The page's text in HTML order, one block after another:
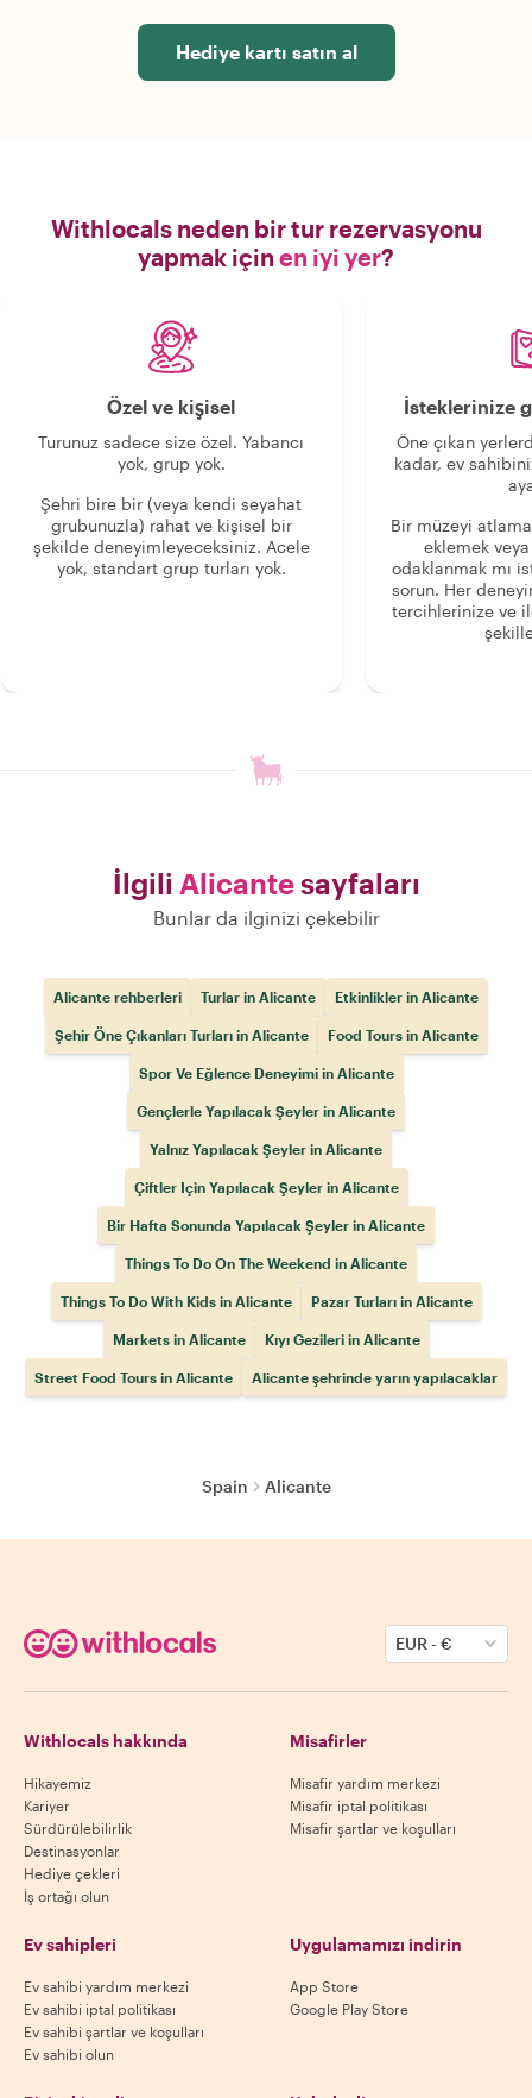
Hediye kartı satın al
Withlocals neden bir tur rezervasyonu
yapmak için en iyi yer?
Özel ve kişisel
Turunuz sadece size özel. Yabancı
yok, grup yok.
Şehri bire bir (veya kendi seyahat
grubunuzla) rahat ve kişisel bir
şekilde deneyimleyeceksiniz. Acele
yok, standart grup turları yok.
İsteklerinize
Öne çıkan
kadar, ev
Bir müzeyi
eklemek
odaklanmak mı
sorun. Her
tercihlerinize ve
İlgili Alicantesayfaları
Bunlar da ilginizi çekebilir
Alicante rehberleri Turlar in Alicante Etkinlikler in Alicante
Şehir Öne Çıkanları Turları in Alicante Food Tours in Alicante
Spor Ve Eğlence Deneyimi in Alicante
Gençlerle Yapılacak Şeyler in Alicante
Yalnız Yapılacak Şeyler in Alicante
Çiftler Için Yapılacak Şeyler in Alicante
Bir Hafta Sonunda Yapılacak Şeyler in Alicante
Things To Do On The Weekend in Alicante
Things To Do With Kids in Alicante Pazar Turları in Alicante
Markets in Alicante Kıyı Gezileri in Alicante
Street Food Tours in Alicante Alicante şehrinde yarın yapılacaklar
Spain Alicante
EUR-€
Withlocals hakkında
Hikayemiz
Kariyer
Sürdürülebilirlik
Destinasyonlar
Hediye çekleri
İş ortağı olun
Misafirler
Misafir yardım merkezi
Misafir iptal politikası
Misafir şartlar ve koşulları
Ev sahipleri
Ev sahibi yardım merkezi
Ev sahibi iptal politikası
Ev sahibi şartlar ve koşulları
Ev sahibi olun
Uygulamamızı indirin
App Store
Google Play Store